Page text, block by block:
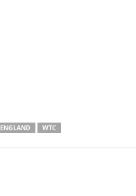
ENGLAND WTC